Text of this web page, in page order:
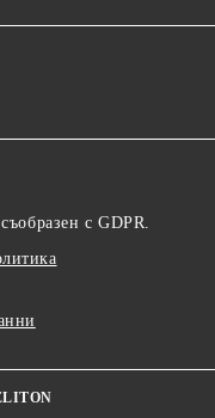
с GDPR.